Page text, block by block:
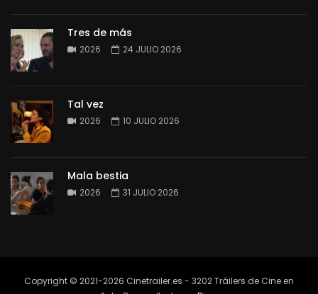
Tres de más
2026 24 JULIO 2026
Tal vez
2026 10 JULIO 2026
Mala bestia
2026 31 JULIO 2026
Copyright © 2021-2026 Cinetrailer.es - 3202 Tráilers de Cine en